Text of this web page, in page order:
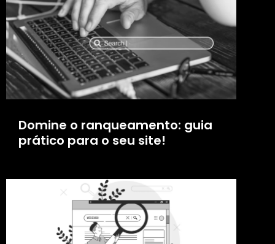
Domine o ranqueamento: guia
prático para o seu site!